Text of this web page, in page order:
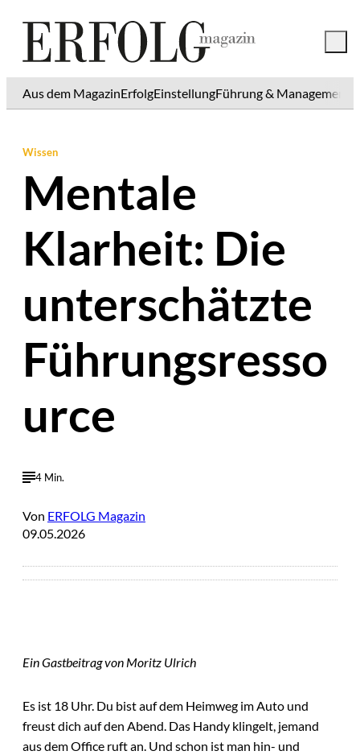
Aus dem MagazinErfolgEinstellungFührung & Management
Wissen
Mentale
Klarheit: Die
unterschätzte
Führungsresso
urce
4 Min.
Von ERFOLG Magazin
09.05.2026
Ein Gastbeitrag von Moritz Ulrich
Es ist 18 Uhr. Du bist auf dem Heimweg im Auto und
freust dich auf den Abend. Das Handy klingelt, jemand
aus dem Office ruft an. Und schon ist man hin- und